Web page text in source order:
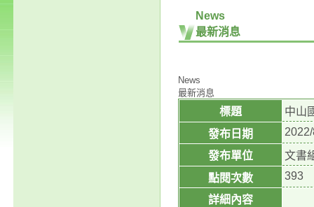
News
最新消息
News
最新消息
標題
中山
發布日期
發布單位
文書
點閱次數
393
詳細內容